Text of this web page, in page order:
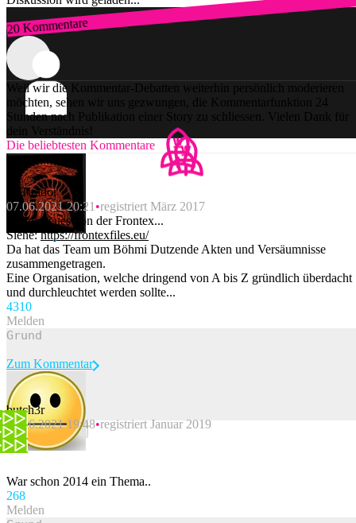
20 Kommentare
Zum Login
Weil wir die Kommentar-Debatten weiterhin persönlich moderieren
möchten, sehen wir uns gezwungen, die Kommentarfunktion 24
Stunden nach Publikation einer Story zu schliessen. Vielen Dank für
dein Verständnis!
Die beliebtesten Kommentare
El Tirador
07.06.2021 20:21 registriert März 2017
Nichts neues von der Frontex...
Siehe:https://frontexfiles.eu/
Da hat das Team um Böhmi Dutzende Akten und Versäumnisse
zusammengetragen.
Eine Organisation, welche dringend von A bis Z gründlich überdacht
und durchleuchtet werden sollte...
4310
Melden
Beitrag melden
Zum Kommentar
butch3r
07.06.2021 19:48 registriert Januar 2019
War schon 2014 ein Thema..
268
Melden